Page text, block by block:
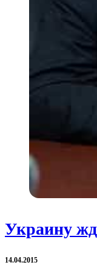
Украину
14.04.2015